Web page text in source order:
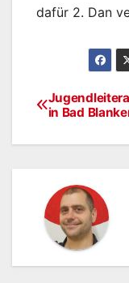
dafür 2. Dan
in Bad